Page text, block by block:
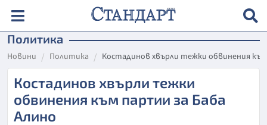
Политика
Новини Политика Костадинов хвърли тежки обвинения
Костадинов хвърли тежки
обвинения към партии за Баба
Алино